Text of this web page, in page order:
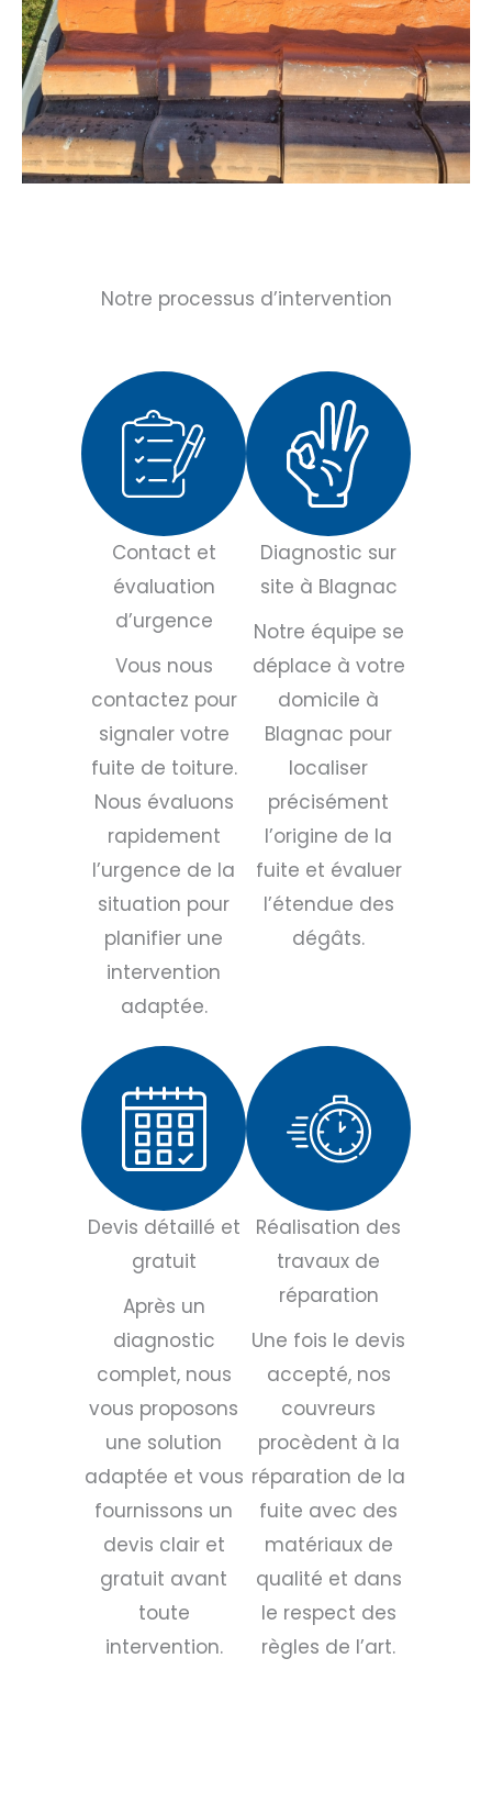
Notre processus d’intervention
Contact et
évaluation
d’urgence
Vous nous
contactez pour
signaler votre
fuite de toiture.
Nous évaluons
rapidement
l’urgence de la
situation pour
planifier une
intervention
adaptée.
Diagnostic sur
site à Blagnac
Notre équipe se
déplace à votre
domicile à
Blagnac pour
localiser
précisément
l’origine de la
fuite et évaluer
l’étendue des
dégâts.
Devis détaillé et
gratuit
Après un
diagnostic
complet, nous
vous proposons
une solution
adaptée et vous
fournissons un
devis clair et
gratuit avant
toute
intervention.
Réalisation des
travaux de
réparation
Une fois le devis
accepté, nos
couvreurs
procèdent à la
réparation de la
fuite avec des
matériaux de
qualité et dans
le respect des
règles de l’art.